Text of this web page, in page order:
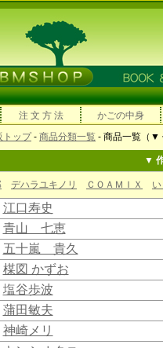
注 文 方 法 かごの中身
トップ- 商品分類一覧 - 商品一覧（▼
▼
デハラユキノリ ＣＯＡＭＩＸ
江口寿史
青山 七恵
五十嵐 貴久
楳図 かずお
塩谷歩波
蒲田敏夫
神崎メリ